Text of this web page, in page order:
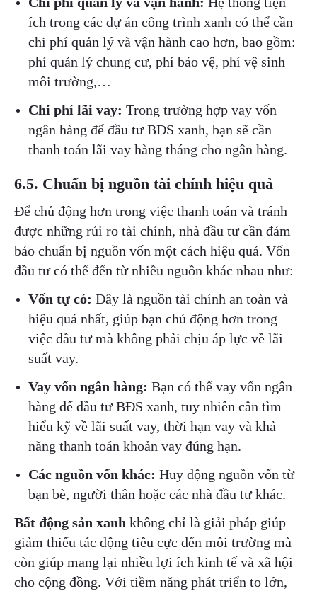
ích trong các dự án công trình xanh có thể cần
chi phí quản lý và vận hành cao hơn, bao gồm:
phí quản lý chung cư, phí bảo vệ, phí vệ sinh
môi trường,…
Chi phí lãi vay: Trong trường hợp vay vốn
ngân hàng để đầu tư BĐS xanh, bạn sẽ cần
thanh toán lãi vay hàng tháng cho ngân hàng.
6.5. Chuẩn bị nguồn tài chính hiệu quả
Để chủ động hơn trong việc thanh toán và tránh
được những rủi ro tài chính, nhà đầu tư cần đảm
bảo chuẩn bị nguồn vốn một cách hiệu quả. Vốn
đầu tư có thể đến từ nhiều nguồn khác nhau như:
Vốn tự có: Đây là nguồn tài chính an toàn và
hiệu quả nhất, giúp bạn chủ động hơn trong
việc đầu tư mà không phải chịu áp lực về lãi
suất vay.
Vay vốn ngân hàng: Bạn có thể vay vốn ngân
hàng để đầu tư BĐS xanh, tuy nhiên cần tìm
hiểu kỹ về lãi suất vay, thời hạn vay và khả
năng thanh toán khoản vay đúng hạn.
Các nguồn vốn khác: Huy động nguồn vốn từ
bạn bè, người thân hoặc các nhà đầu tư khác.
Bất động sản xanh không chỉ là giải pháp giúp
giảm thiểu tác động tiêu cực đến môi trường mà
còn giúp mang lại nhiều lợi ích kinh tế và xã hội
cho cộng đồng. Với tiềm năng phát triển to lớn,